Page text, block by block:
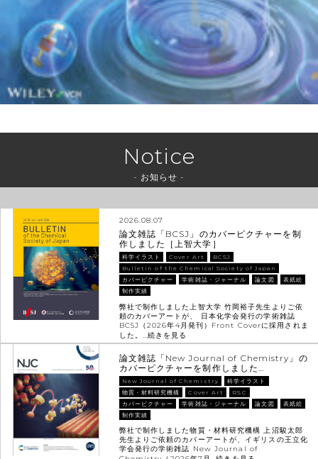
Notice
- お知らせ -
2026.08.07
論文雑誌「BCSJ」のカバーピクチャーを制
作しました［上智大学］
科学イラスト Cover Art
BCSJ
Bulletin of the Chemical Society of Japan
カバーピクチャー
学術雑誌・ジャーナル 論文図
表紙絵
制作実績
弊社で制作しました上智大学 竹岡裕子先生よりご依
頼のカバーアートが、 日本化学会発行の学術雑誌
BCSJ（2026年4月発刊）Front Coverに採用されま
した。… 続きを見る
論文雑誌「New Journal of Chemistry」の
カバーピクチャーを制作しました…
New Journal of Chemistry
科学イラスト
物質・材料研究機構
Cover Art
RSC
カバーピクチャー
学術雑誌・ジャーナル 論文図
表紙絵
制作実績
弊社で制作しました物質・材料研究機構 上沼駿太郎
先生よりご依頼のカバーアートが、イギリスの王立化
学会発行の学術雑誌 New Journal of